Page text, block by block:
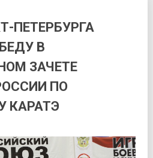
ПЕТЕРБУРГА
В
ЗАЧЕТЕ
ПО
КАРАТЭ